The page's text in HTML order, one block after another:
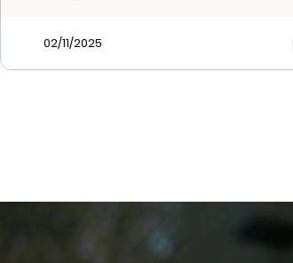
02/11/2025